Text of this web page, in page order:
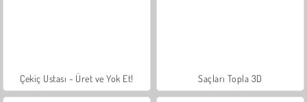
Çekiç Ustası - Üret ve Yok Et! Saçları Topla 3D